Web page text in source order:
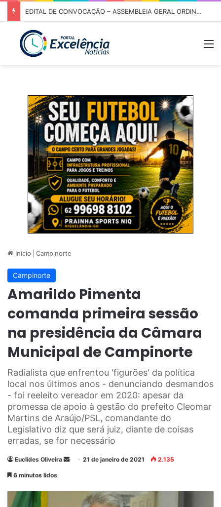
EDITAL DE CONVOCAÇÃO – ASSEMBLEIA GERAL ORDINÁRIA 01/2026 – ASSOCIAÇÃO DOS CORREDORES DE NIQUELÂNDIA (ACN)
Início Campinorte
Campinorte
Amarildo Pimenta
comanda primeira sessão
na presidência da Câmara
Municipal de Campinorte
Radialista que enfrentou 'figurões' da política
local nos últimos anos - denunciando desmandos
- foi reeleito vereador em 2020: apesar da
promessa de apoio à gestão do prefeito Cleomar
Martins de Araújo/PSL, comandante do
Legislativo diz que será juiz, diante de coisas
erradas, se for necessário
Euclides Oliveira 21 de janeiro de 2021 2.135
6 minutos lidos